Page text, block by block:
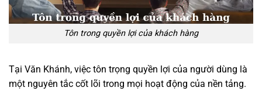
Tôn trong quyền lợi của khách hàng
Tại Văn Khánh, việc tôn trọng quyền lợi của người dùng là
một nguyên tắc cốt lõi trong mọi hoạt động của nền tảng.